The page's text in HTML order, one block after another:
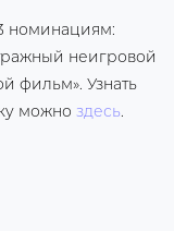
номинациям:
неигровой
фильм». Узнать
можно здесь.